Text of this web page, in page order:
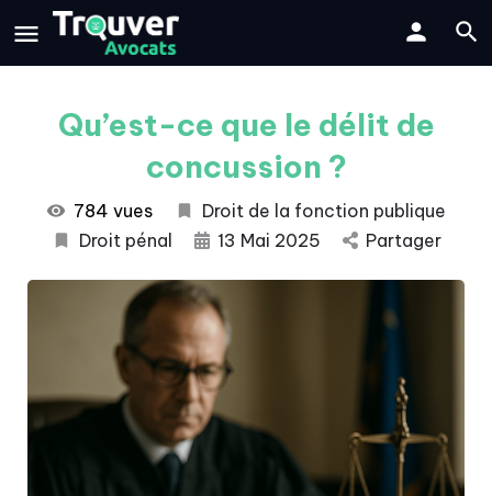
Qu’est-ce que le délit de
concussion ?
784 vues
Droit de la fonction publique
Droit pénal
13 Mai 2025 Partager